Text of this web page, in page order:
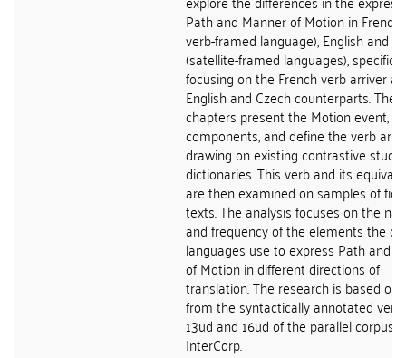
Path and Manner of Motion in French
verb-framed language), English and
(satellite-framed languages),
focusing on the French verb arriver
English and Czech counterparts. The
chapters present the Motion event, its
components, and define the verb
drawing on existing contrastive
dictionaries. This verb and its
are then examined on samples of
texts. The analysis focuses on the
and frequency of the elements the
languages use to express Path and
of Motion in different directions of
translation. The research is based on
from the syntactically annotated
13ud and 16ud of the parallel corpus
InterCorp.